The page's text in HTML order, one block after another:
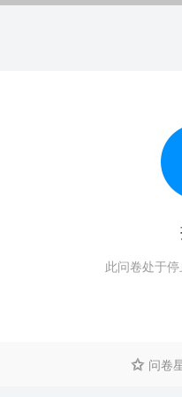
此问卷处于
 问卷